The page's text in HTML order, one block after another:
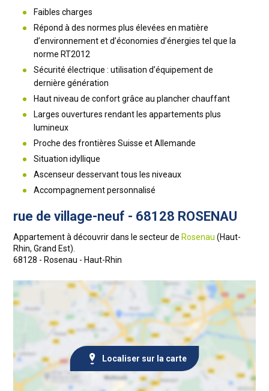
Faibles charges
Répond à des normes plus élevées en matière
d’environnement et d’économies d’énergies tel que la
norme RT2012
Sécurité électrique : utilisation d’équipement de
dernière génération
Haut niveau de confort grâce au plancher chauffant
Larges ouvertures rendant les appartements plus
lumineux
Proche des frontières Suisse et Allemande
Situation idyllique
Ascenseur desservant tous les niveaux
Accompagnement personnalisé
rue de village-neuf - 68128 ROSENAU
Appartement à découvrir dans le secteur de Rosenau (Haut-
Rhin, Grand Est).
68128 - Rosenau - Haut-Rhin
Localiser sur la carte